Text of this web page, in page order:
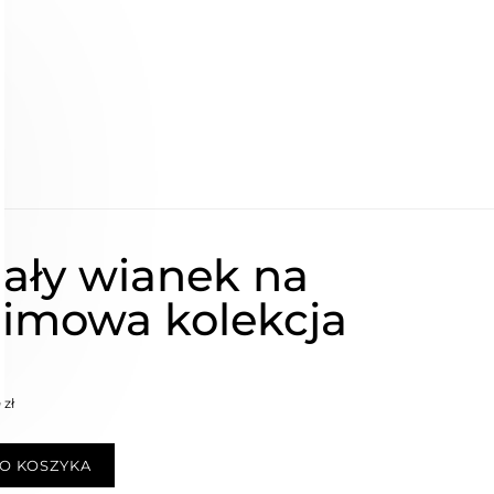
wianek na
kolekcja
KOSZYKA